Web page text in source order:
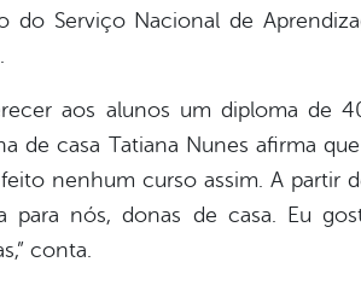
do Serviço Nacional de
aos alunos um diploma de
de casa Tatiana Nunes afirma
nenhum curso assim. A partir
para nós, donas de casa. Eu
conta.